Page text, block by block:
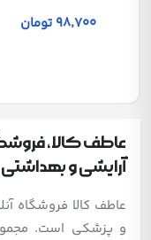
98٬700 تومان
عاطف کالا،
آرایشی و بهداشتی
عاطف کالا فروشگاه
و پزشکی است.